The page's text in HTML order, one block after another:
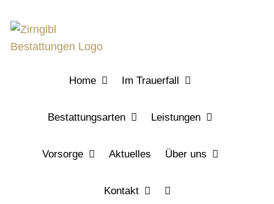
Inhalt
springen
Home Im Trauerfall
Bestattungsarten Leistungen
Vorsorge Aktuelles Über uns
Kontakt